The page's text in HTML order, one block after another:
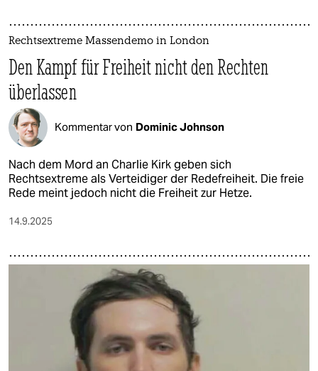
Rechtsextreme Massendemo in London
Den Kampf für Freiheit nicht den Rechten
überlassen
Kommentar von Dominic Johnson
Nach dem Mord an Charlie Kirk geben sich
Rechtsextreme als Verteidiger der Redefreiheit. Die freie
Rede meint jedoch nicht die Freiheit zur Hetze.
14.9.2025